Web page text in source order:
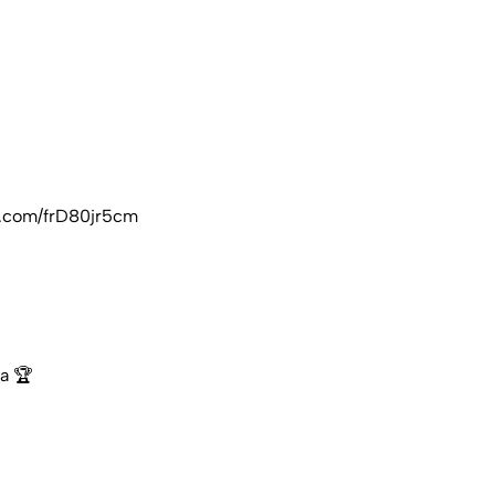
frD80jr5cm
🏆